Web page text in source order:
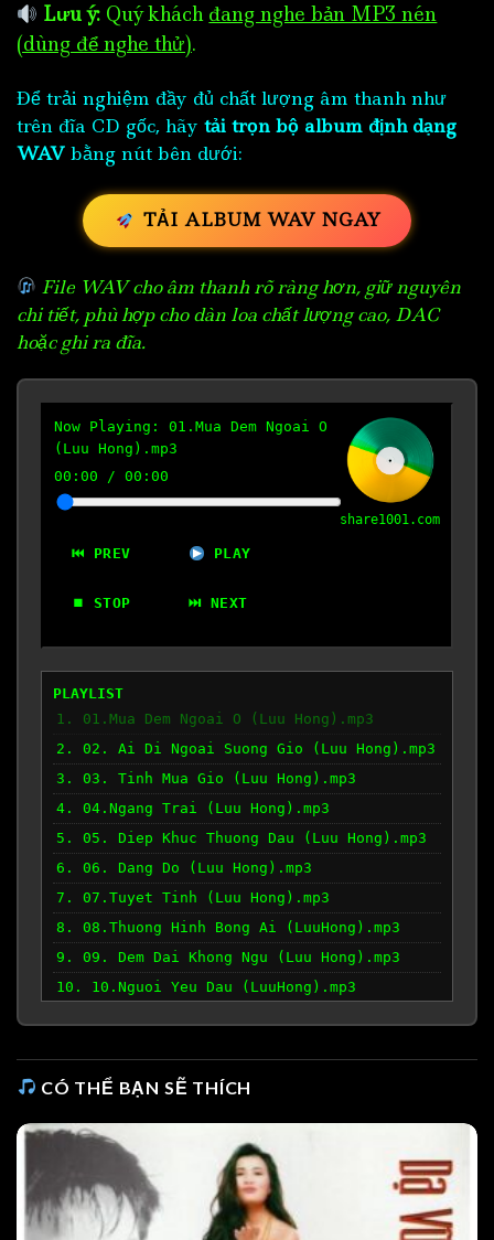
Lưu ý: Quý khách đang nghe bản MP3 nén
(dùng để nghe thử).
Để trải nghiệm đầy đủ chất lượng âm thanh như
trên đĩa CD gốc, hãy tải trọn bộ album định dạng
WAV bằng nút bên dưới:
TẢI ALBUM WAV NGAY
File WAV cho âm thanh rõ ràng hơn, giữ nguyên
chi tiết, phù hợp cho dàn loa chất lượng cao, DAC
hoặc ghi ra đĩa.
Now Playing: 01.Mua Dem Ngoai O
(Luu Hong).mp3
00:00 / 00:00
⏮ PREV PLAY
⏹ STOP ⏭ NEXT
share1001.com
PLAYLIST
1. 01.Mua Dem Ngoai O (Luu Hong).mp3
2. 02. Ai Di Ngoai Suong Gio (Luu Hong).mp3
3. 03. Tinh Mua Gio (Luu Hong).mp3
4. 04.Ngang Trai (Luu Hong).mp3
5. 05. Diep Khuc Thuong Dau (Luu Hong).mp3
6. 06. Dang Do (Luu Hong).mp3
7. 07.Tuyet Tinh (Luu Hong).mp3
8. 08.Thuong Hinh Bong Ai (LuuHong).mp3
9. 09. Dem Dai Khong Ngu (Luu Hong).mp3
10. 10.Nguoi Yeu Dau (LuuHong).mp3
13. 13. Dem buon gac tro.mp3
CÓ THỂ BẠN SẼ THÍCH